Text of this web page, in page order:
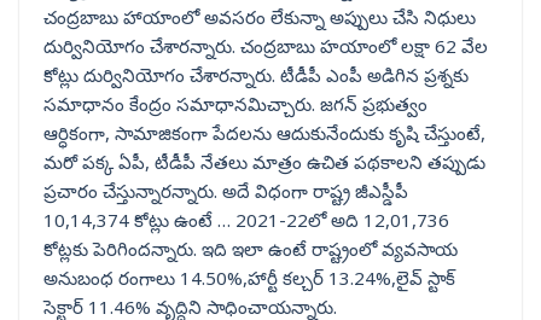
చంద్రబాబు హాయాంలో అవసరం లేకున్నా అప్పులు చేసి నిధులు
దుర్వినియోగం చేశారన్నారు. చంద్రబాబు హయాంలో లక్షా 62 వేల
కోట్లు దుర్వినియోగం చేశారన్నారు. టీడీపీ ఎంపీ అడిగిన ప్రశ్నకు
సమాధానం కేంద్రం సమాధానమిచ్చారు. జగన్ ప్రభుత్వం
ఆర్ధికంగా, సామాజికంగా పేదలను ఆదుకునేందుకు కృషి చేస్తుంటే,
మరో పక్క ఏపీ, టీడీపీ నేతలు మాత్రం ఉచిత పథకాలని తప్పుడు
ప్రచారం చేస్తున్నారన్నారు. అదే విధంగా రాష్ట్ర జీఎస్డీపీ
10,14,374 కోట్లు ఉంటే … 2021-22లో అది 12,01,736
కోట్లకు పెరిగిందన్నారు. ఇది ఇలా ఉంటే రాష్ట్రంలో వ్యవసాయ
అనుబంధ రంగాలు 14.50%,హార్టీ కల్చర్ 13.24%,లైవ్ స్టాక్
సెక్టార్ 11.46% వృద్దిని సాధించాయన్నారు.